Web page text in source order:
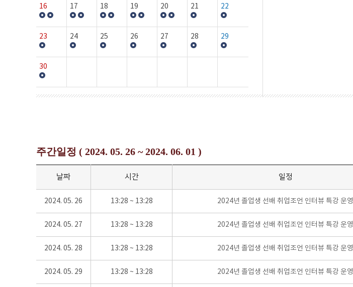
16 17 18 19 20 21 22
23 24 25 26 27 28 29
30
주간일정 ( 2024. 05. 26 ~ 2024. 06. 01 )
날짜 시간 일정
2024. 05. 26 13:28 ~ 13:28 2024년 졸업생 선배 취업조언 인터뷰 특강 운영
2024. 05. 27 13:28 ~ 13:28 2024년 졸업생 선배 취업조언 인터뷰 특강 운영
2024. 05. 28 13:28 ~ 13:28 2024년 졸업생 선배 취업조언 인터뷰 특강 운영
2024. 05. 29 13:28 ~ 13:28 2024년 졸업생 선배 취업조언 인터뷰 특강 운영